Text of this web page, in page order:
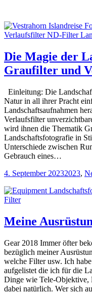
Die Magie der
Graufilter und
Einleitung: Die
Natur in all ihrer Pracht
Landschaftsaufnahmen
Verlaufsfilter
wird ihnen die Thematik
Landschaftsfotografie in
Unterschiede zwischen
Gebrauch eines…
4. September 20232023,
Meine
Gear 2018 Immer öfter
bezüglich meiner
welche Filter usw. Ich
aufgelistet die ich für die
Dinge wie Tele-Objektive,
dabei natürlich. Wer sich